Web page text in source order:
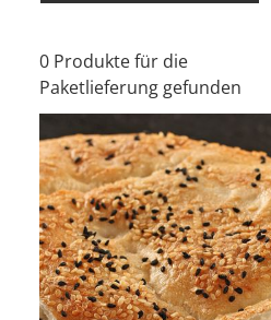
0 Produkte für die
Paketlieferung gefunden